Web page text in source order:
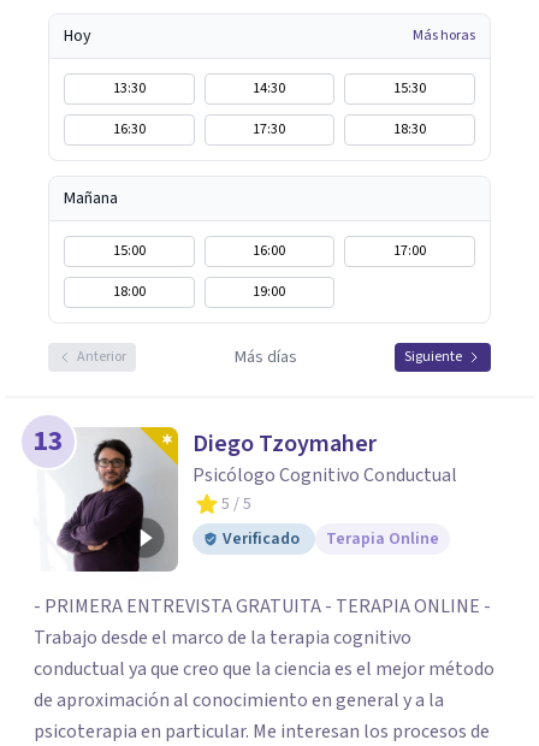
Hoy Más horas
13:30 14:30
15:30
16:30
17:30 18:30
Mañana
15:00 16:00
17:00
18:00
19:00
Anterior Más días Siguiente
13 Diego Tzoymaher
Psicólogo Cognitivo Conductual
5 / 5
Verificado
Terapia Online
- PRIMERA ENTREVISTA GRATUITA - TERAPIA ONLINE -
Trabajo desde el marco de la terapia cognitivo
conductual ya que creo que la ciencia es el mejor método
de aproximación al conocimiento en general y a la
psicoterapia en particular. Me interesan los procesos de